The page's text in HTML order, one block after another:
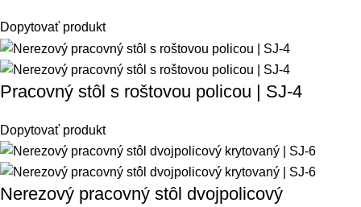
Dopytovať produkt
Pracovný stôl s roštovou policou | SJ-4
Dopytovať produkt
Nerezový pracovný stôl dvojpolicový